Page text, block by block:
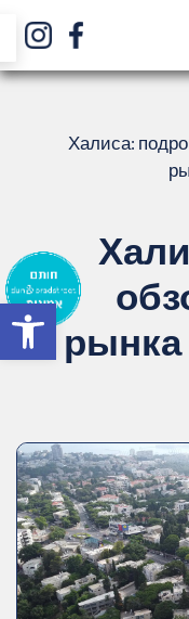
1.
Халиса: